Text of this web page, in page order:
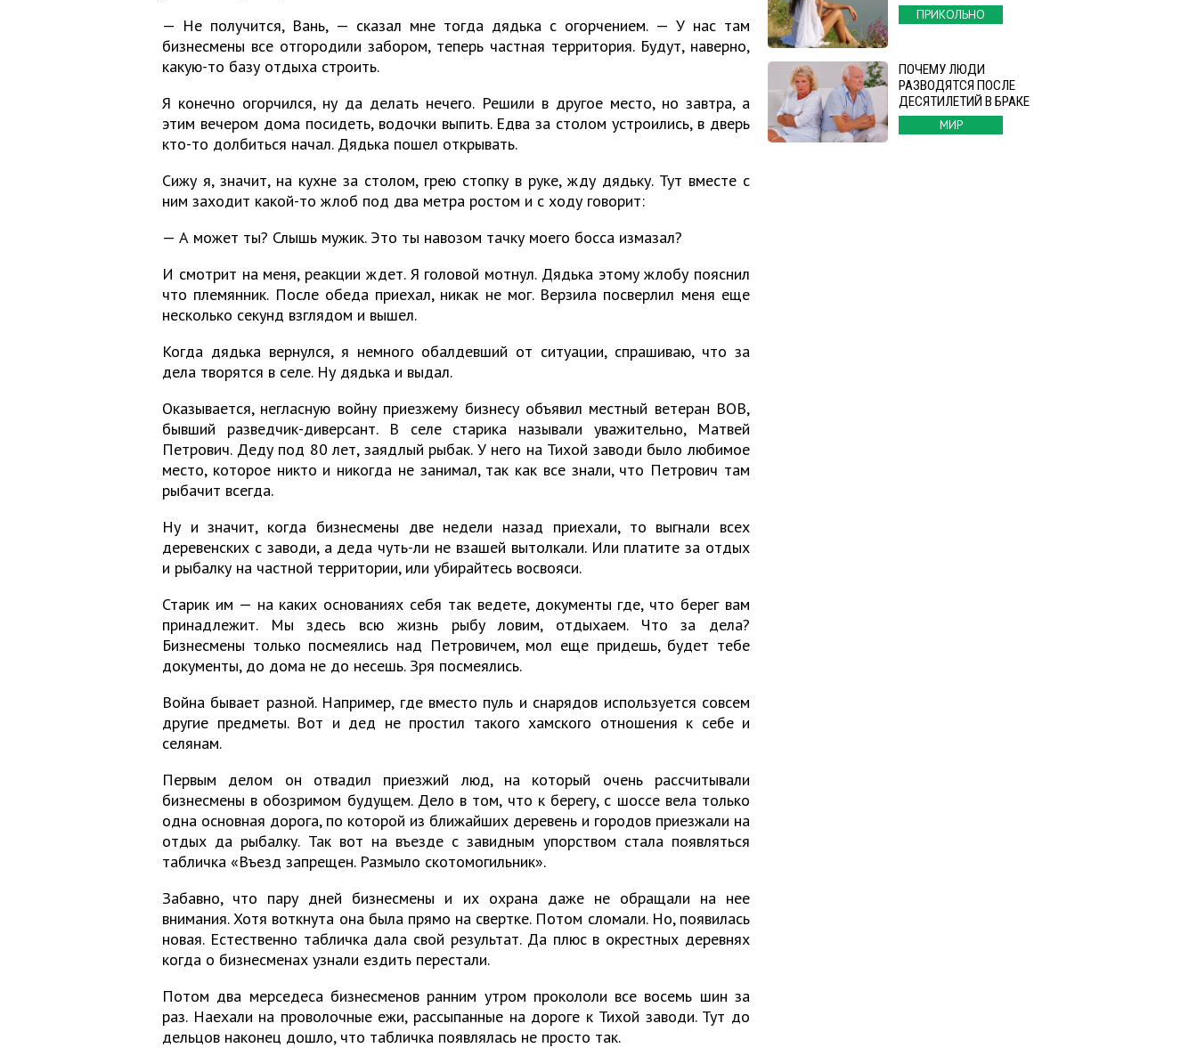
— Не получится, Вань, — сказал мне тогда дядька с огорчением. — У нас там
бизнесмены все отгородили забором, теперь частная территория. Будут, наверно,
какую-то базу отдыха строить.
Я конечно огорчился, ну да делать нечего. Решили в другое место, но завтра, а
этим вечером дома посидеть, водочки выпить. Едва за столом устроились, в дверь
кто-то долбиться начал. Дядька пошел открывать.
Сижу я, значит, на кухне за столом, грею стопку в руке, жду дядьку. Тут вместе с
ним заходит какой-то жлоб под два метра ростом и с ходу говорит:
— А может ты? Слышь мужик. Это ты навозом тачку моего босса измазал?
И смотрит на меня, реакции ждет. Я головой мотнул. Дядька этому жлобу пояснил
что племянник. После обеда приехал, никак не мог. Верзила посверлил меня еще
несколько секунд взглядом и вышел.
Когда дядька вернулся, я немного обалдевший от ситуации, спрашиваю, что за
дела творятся в селе. Ну дядька и выдал.
Оказывается, негласную войну приезжему бизнесу объявил местный ветеран ВОВ,
бывший разведчик-диверсант. В селе старика называли уважительно, Матвей
Петрович. Деду под 80 лет, заядлый рыбак. У него на Тихой заводи было любимое
место, которое никто и никогда не занимал, так как все знали, что Петрович там
рыбачит всегда.
Ну и значит, когда бизнесмены две недели назад приехали, то выгнали всех
деревенских с заводи, а деда чуть-ли не взашей вытолкали. Или платите за отдых
и рыбалку на частной территории, или убирайтесь восвояси.
Старик им — на каких основаниях себя так ведете, документы где, что берег вам
принадлежит. Мы здесь всю жизнь рыбу ловим, отдыхаем. Что за дела?
Бизнесмены только посмеялись над Петровичем, мол еще придешь, будет тебе
документы, до дома не до несешь. Зря посмеялись.
Война бывает разной. Например, где вместо пуль и снарядов используется совсем
другие предметы. Вот и дед не простил такого хамского отношения к себе и
селянам.
Первым делом он отвадил приезжий люд, на который очень рассчитывали
бизнесмены в обозримом будущем. Дело в том, что к берегу, с шоссе вела только
одна основная дорога, по которой из ближайших деревень и городов приезжали на
отдых да рыбалку. Так вот на въезде с завидным упорством стала появляться
табличка «Въезд запрещен. Размыло скотомогильник».
Забавно, что пару дней бизнесмены и их охрана даже не обращали на нее
внимания. Хотя воткнута она была прямо на свертке. Потом сломали. Но, появилась
новая. Естественно табличка дала свой результат. Да плюс в окрестных деревнях
когда о бизнесменах узнали ездить перестали.
Потом два мерседеса бизнесменов ранним утром прокололи все восемь шин за
раз. Наехали на проволочные ежи, рассыпанные на дороге к Тихой заводи. Тут до
дельцов наконец дошло, что табличка появлялась не просто так.
ПРИКОЛЬНО
ПОЧЕМУ ЛЮДИ
РАЗВОДЯТСЯ ПОСЛЕ
ДЕСЯТИЛЕТИЙ В БРАКЕ
МИР